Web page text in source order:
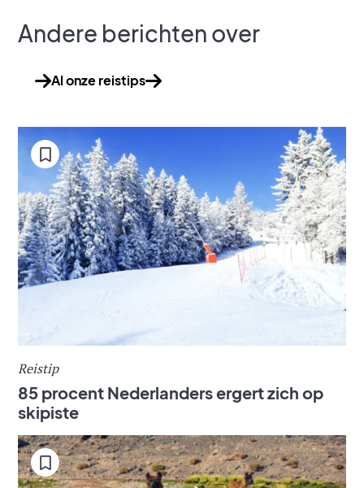
Andere berichten over
Al onze reistips
Reistip
85 procent Nederlanders ergert zich op
skipiste